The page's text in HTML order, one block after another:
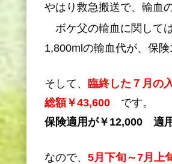
やはり救急搬送で、輸血
ボケ父の輸血に関して
1,800mlの輸血代が、保険
そして、 臨終した７月の
総額￥43,600 です。
保険適用が￥12,000 適
なので、 5月下旬～7月上